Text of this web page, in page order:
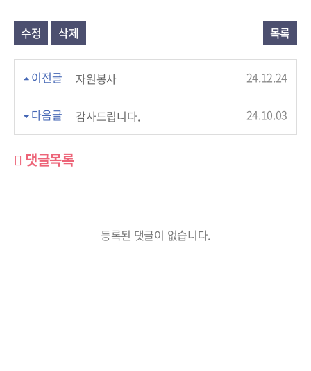
수정 삭제 목록
이전글 자원봉사 24.12.24
다음글 감사드립니다. 24.10.03
댓글목록
등록된 댓글이 없습니다.